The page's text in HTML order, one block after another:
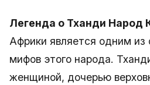
Легенда о Тханди Народ
Африки является одним
мифов этого народа.
женщиной, дочерью